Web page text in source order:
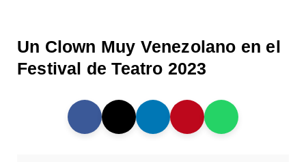
Un Clown Muy Venezolano en el
Festival de Teatro 2023